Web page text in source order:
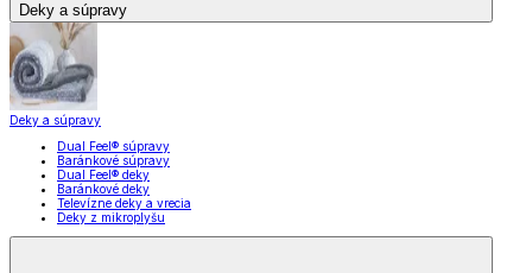
Deky a súpravy
Deky a súpravy
Dual Feel® súpravy
Baránkové súpravy
Dual Feel® deky
Baránkové deky
Televízne deky a vrecia
Deky z mikroplyšu